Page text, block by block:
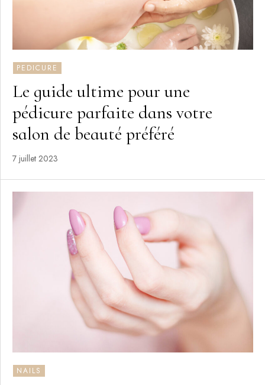
PEDICURE
Le guide ultime pour une
pédicure parfaite dans votre
salon de beauté préféré
7 juillet 2023
NAILS